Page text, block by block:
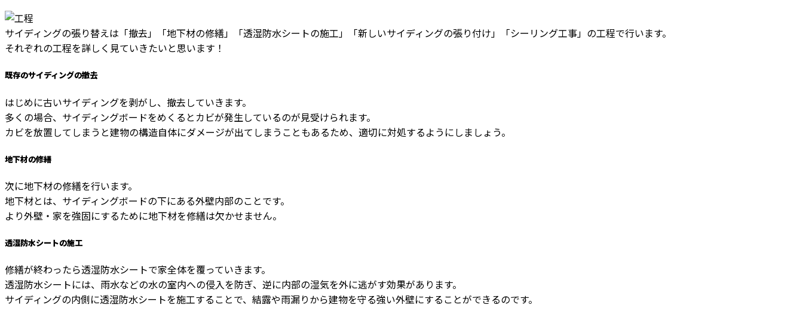
サイディングの張り替えは「撤去」「地下材の修繕」「透湿防水シートの施工」「新しいサイディングの張り付け」「シーリング工事」の工程で行います。
それぞれの工程を詳しく見ていきたいと思います！
既存のサイディングの撤去
はじめに古いサイディングを剥がし、撤去していきます。
多くの場合、サイディングボードをめくるとカビが発生しているのが見受けられます。
カビを放置してしまうと建物の構造自体にダメージが出てしまうこともあるため、適切に対処するようにしましょう。
地下材の修繕
次に地下材の修繕を行います。
地下材とは、サイディングボードの下にある外壁内部のことです。
より外壁・家を強固にするために地下材を修繕は欠かせません。
透湿防水シートの施工
修繕が終わったら透湿防水シートで家全体を覆っていきます。
透湿防水シートには、雨水などの水の室内への侵入を防ぎ、逆に内部の湿気を外に逃がす効果があります。
サイディングの内側に透湿防水シートを施工することで、結露や雨漏りから建物を守る強い外壁にすることができるのです。